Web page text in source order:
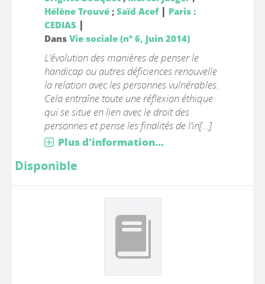
Hélène Trouvé; Saïd Acef | Paris :
CEDIAS |
Dans Vie sociale (n° 6, Juin 2014)
L’évolution des manières de penser le
handicap ou autres déficiences renouvelle
la relation avec les personnes vulnérables.
Cela entraîne toute une réflexion éthique
qui se situe en lien avec le droit des
personnes et pense les finalités de l’in[...]
Plus d'information...
Disponible